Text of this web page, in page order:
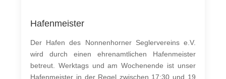
Hafenmeister
Der Hafen des Non­nen­horner Seglervere­ins e.V.
wird durch einen ehre­namtlichen Hafen­meis­ter
betreut. Werk­tags und am Wochenende ist unser
Hafen­meis­ter in der Regel zwis­chen 17:30 und 19